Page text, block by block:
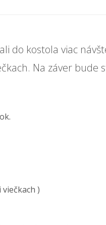
do kostola viac
Na záver bude
)